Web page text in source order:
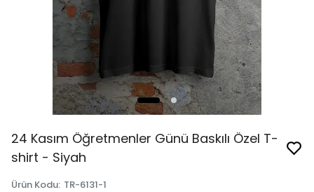
24 Kasım Öğretmenler Günü Baskılı Özel T-
shirt - Siyah
Ürün Kodu: TR-6131-1